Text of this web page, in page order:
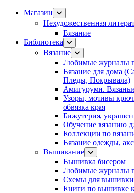
Магазин
Нехудожественная
Вязание
Библиотека
Вязание
Любимые журналы
Вязание для дома
Пледы, Покрывала)
Амигуруми.
Узоры, мотивы
обвязка края
Бижутерия,
Обучение вязанию
Коллекции по
Вязание одежды,
Вышивание
Вышивка бисером
Любимые журналы
Схемы для вышивки
Книги по вышивке